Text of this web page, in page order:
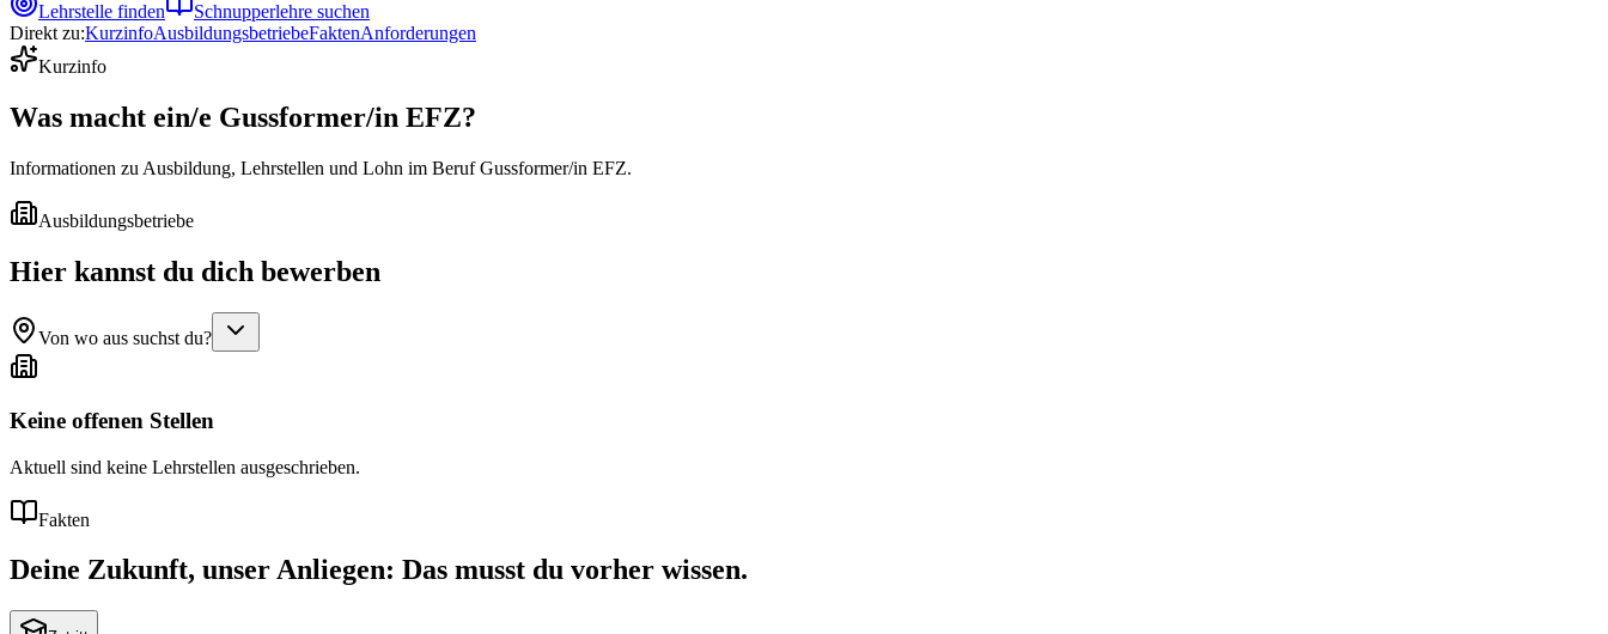
Lehrstelle finden
Schnupperlehre suchen
Direkt zu:KurzinfoAusbildungsbetriebeFaktenAnforderungen
Kurzinfo
Was macht ein/e Gussformer/in EFZ?
Informationen zu Ausbildung, Lehrstellen und Lohn im Beruf Gussformer/in EFZ.
Ausbildungsbetriebe
Hier kannst du dich bewerben
Von wo aus suchst du?
Keine offenen Stellen
Aktuell sind keine Lehrstellen ausgeschrieben.
Fakten
Deine Zukunft, unser Anliegen: Das musst du vorher wissen.